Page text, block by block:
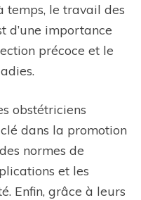
temps, le travail des
d’une importance
précoce et le
obstétriciens
dans la promotion
normes de
et les
Enfin, grâce à leurs